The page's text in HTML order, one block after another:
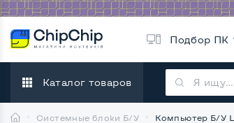
Подбор ПК
Каталог товаров
Системные блоки Б/У Компьютер Б/У